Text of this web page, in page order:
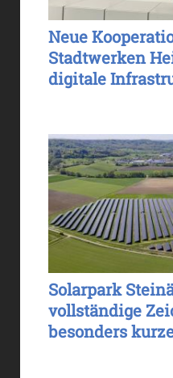
Neue
Stadtwerken
digitale
Solarpark
vollständige
besonders